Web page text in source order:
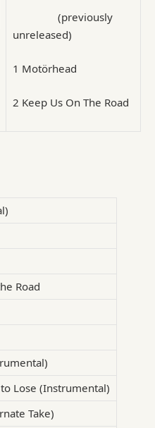
(previously
unreleased)
1 Motörhead
2 Keep Us On The Road
Road
Lose (Instrumental)
Take)